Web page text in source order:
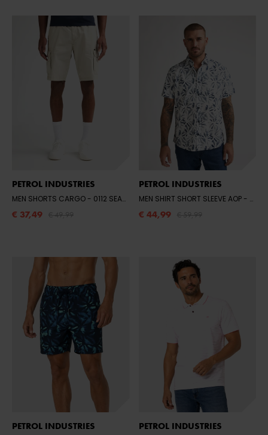
PETROL INDUSTRIES
MEN SHORTS CARGO - 0112 SEASHELL
€ 37,49
PETROL INDUSTRIES
MEN SHIRT SHORT SLEEVE AOP - 0006 CHALK WHITE
€ 44,99
PETROL INDUSTRIES PETROL INDUSTRIES